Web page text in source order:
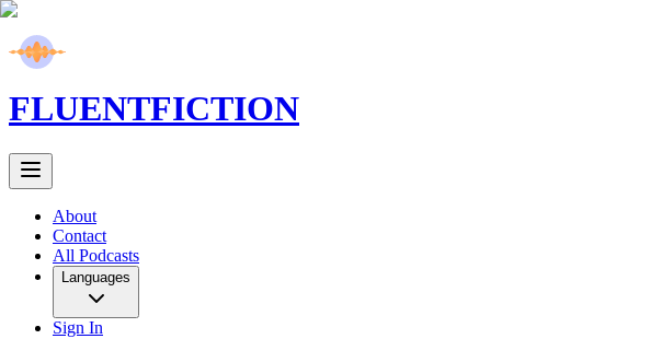
FLUENTFICTION
About
Contact
All Podcasts
Languages
Sign In